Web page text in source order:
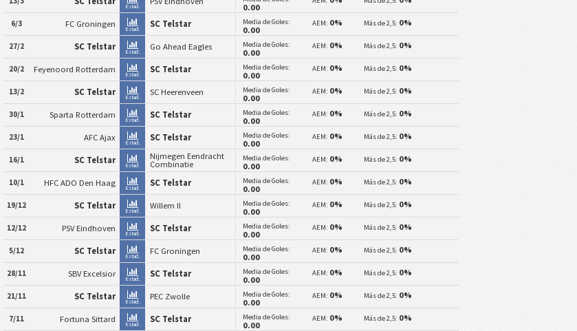
Estad. 0.00
6/3 FC Groningen
Estad.
SC Telstar Media de Goles:
0.00
AEM: 0% Más de 2,5: 0%
27/2 SC Telstar
Estad.
Go Ahead Eagles Media de Goles:
0.00
AEM: 0% Más de 2,5: 0%
20/2 Feyenoord Rotterdam
Estad.
SC Telstar Media de Goles:
0.00
AEM: 0% Más de 2,5: 0%
13/2 SC Telstar
Estad.
SC Heerenveen Media de Goles:
0.00
AEM: 0% Más de 2,5: 0%
30/1 Sparta Rotterdam
Estad.
SC Telstar Media de Goles:
0.00
AEM: 0% Más de 2,5: 0%
23/1 AFC Ajax
Estad.
SC Telstar Media de Goles:
0.00
AEM: 0% Más de 2,5: 0%
16/1 SC Telstar
Estad.
Nijmegen Eendracht
Combinatie
Media de Goles:
0.00
AEM: 0% Más de 2,5: 0%
10/1 HFC ADO Den Haag
Estad.
SC Telstar Media de Goles:
0.00
AEM: 0% Más de 2,5: 0%
19/12 SC Telstar
Estad.
Willem II Media de Goles:
0.00
AEM: 0% Más de 2,5: 0%
12/12 PSV Eindhoven
Estad.
SC Telstar Media de Goles:
0.00
AEM: 0% Más de 2,5: 0%
5/12 SC Telstar
Estad.
FC Groningen Media de Goles:
0.00
AEM: 0% Más de 2,5: 0%
28/11 SBV Excelsior
Estad.
SC Telstar Media de Goles:
0.00
AEM: 0% Más de 2,5: 0%
21/11 SC Telstar
Estad.
PEC Zwolle Media de Goles:
0.00
AEM: 0% Más de 2,5: 0%
7/11 Fortuna Sittard
Estad.
SC Telstar Media de Goles:
0.00
AEM: 0% Más de 2,5: 0%